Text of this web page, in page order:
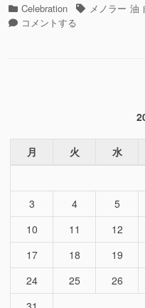
カ
テ
Celebration
タ
グ
メノラー 油
ス
ン・
プ
レ
ヤ
ー
に
コメントする
月 火 水
3
4 5
10
11 12
17
18 19
24
25 26